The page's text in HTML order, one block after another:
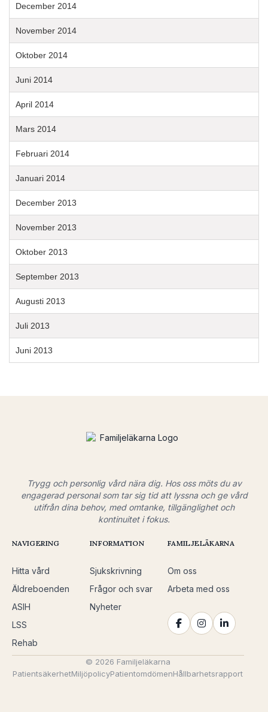
December 2014
November 2014
Oktober 2014
Juni 2014
April 2014
Mars 2014
Februari 2014
Januari 2014
December 2013
November 2013
Oktober 2013
September 2013
Augusti 2013
Juli 2013
Juni 2013
Trygg och personlig vård nära dig. Hos oss möts du av
engagerad personal som tar sig tid att lyssna och ge vård
utifrån dina behov, med omtanke, tillgänglighet och
kontinuitet i fokus.
NAVIGERING
Hitta vård
Äldreboenden
ASIH
LSS
Rehab
INFORMATION
Sjukskrivning
Frågor och svar
Nyheter
FAMILJELÄKARNA
Om oss
Arbeta med oss
© 2026 Familjeläkarna
PatientsäkerhetMiljöpolicyPatientomdömenHållbarhetsrapport